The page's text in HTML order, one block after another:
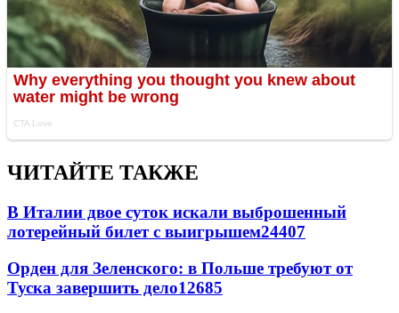
ЧИТАЙТЕ ТАКЖЕ
В Италии двое суток искали выброшенный
лотерейный билет с выигрышем24407
Орден для Зеленского: в Польше требуют от
Туска завершить дело12685